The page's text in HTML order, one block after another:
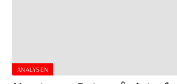
ANALYSEN